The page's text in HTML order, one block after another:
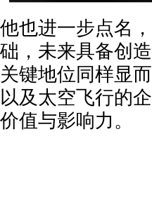
他也进一步点名
础，未来具备创
关键地位同样显
以及太空飞行的
价值与影响力。